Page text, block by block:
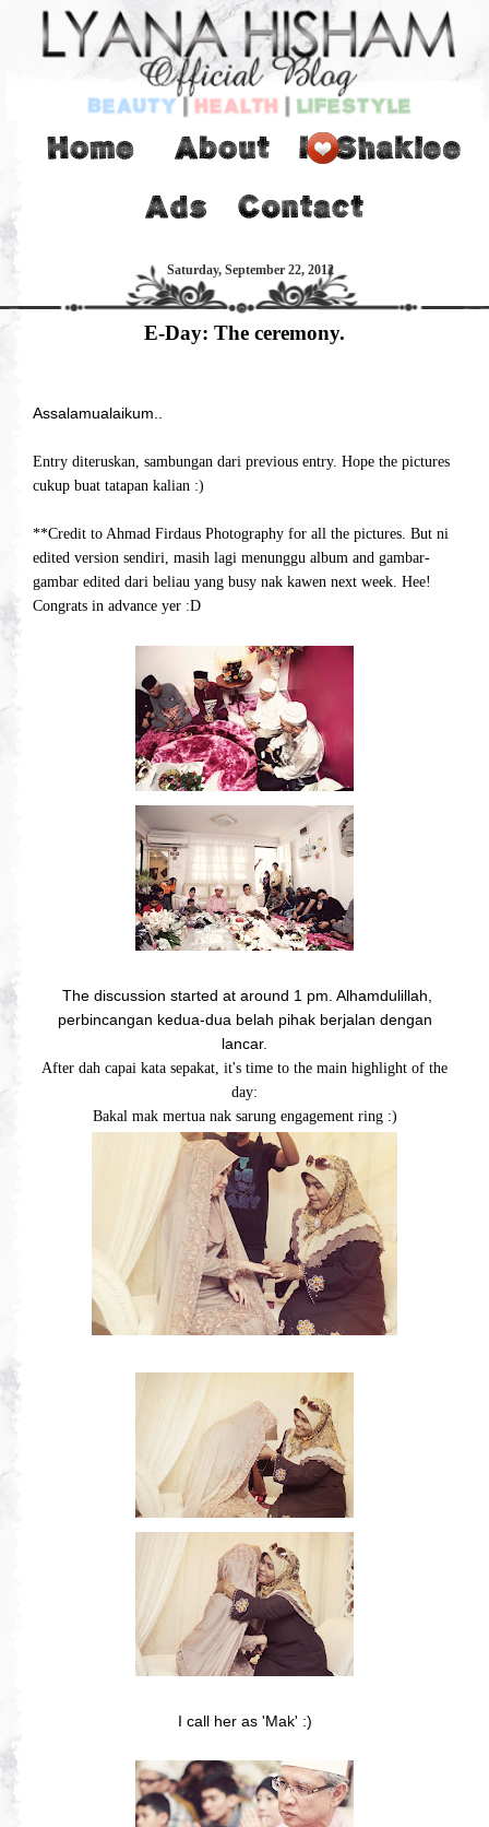
Saturday, September 22, 2012
E-Day: The ceremony.
Assalamualaikum..
Entry diteruskan, sambungan dari previous entry. Hope the pictures
cukup buat tatapan kalian :)
**Credit to Ahmad Firdaus Photography for all the pictures. But ni
edited version sendiri, masih lagi menunggu album and gambar-
gambar edited dari beliau yang busy nak kawen next week. Hee!
Congrats in advance yer :D
The discussion started at around 1 pm. Alhamdulillah,
perbincangan kedua-dua belah pihak berjalan dengan
lancar.
After dah capai kata sepakat, it's time to the main highlight of the
day:
Bakal mak mertua nak sarung engagement ring :)
I call her as 'Mak' :)